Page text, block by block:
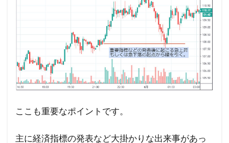
ここも重要なポイントです。
主に経済指標の発表など大掛かりな出来事があっ